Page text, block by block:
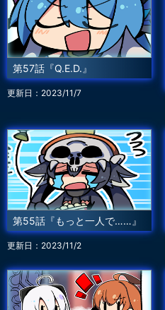
第57話『Q.E.D.』
更新日：2023/11/7
第55話『もっと一人で……』
更新日：2023/11/2